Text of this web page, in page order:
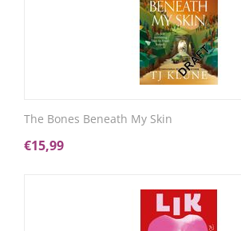
The Bones Beneath My Skin
€15,99